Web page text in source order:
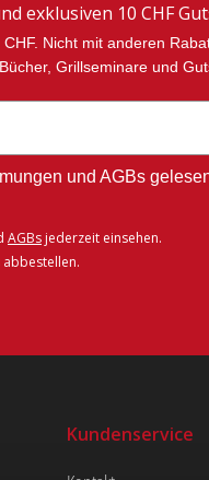
exklusiven 10 CHF
Nicht mit anderen
Grillseminare und
und AGBs
AGBs jederzeit einsehen.
Kundenservice